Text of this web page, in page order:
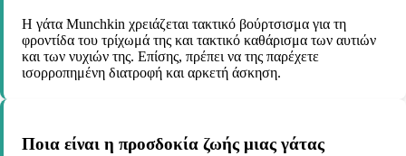
Η γάτα Munchkin χρειάζεται τακτικό βούρτσισμα για τη
φροντίδα του τρίχωμά της και τακτικό καθάρισμα των αυτιών
και των νυχιών της. Επίσης, πρέπει να της παρέχετε
ισορροπημένη διατροφή και αρκετή άσκηση.
Ποια είναι η προσδοκία ζωής μιας γάτας